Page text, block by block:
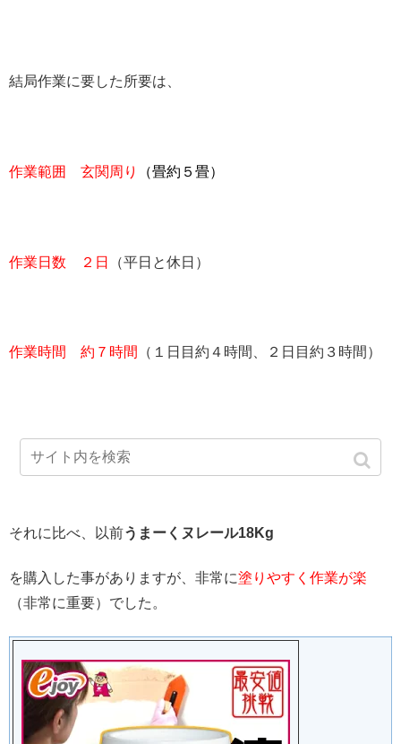
結局作業に要した所要は、
作業範囲 玄関周り （畳約５畳）
作業日数 ２日 （平日と休日）
作業時間 約７時間 （１日目約４時間、２日目約３時間）
それに比べ、以前うまーくヌレール18Kg
を購入した事がありますが、非常に塗りやすく作業が楽
（非常に重要）でした。